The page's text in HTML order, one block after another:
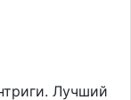
Лучший